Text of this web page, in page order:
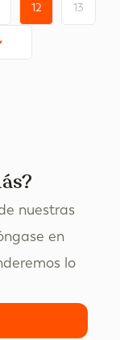
12 13
nuestras
en
lo